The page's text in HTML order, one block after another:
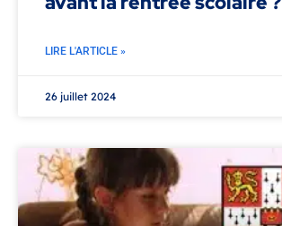
LIRE L'ARTICLE »
26 juillet 2024